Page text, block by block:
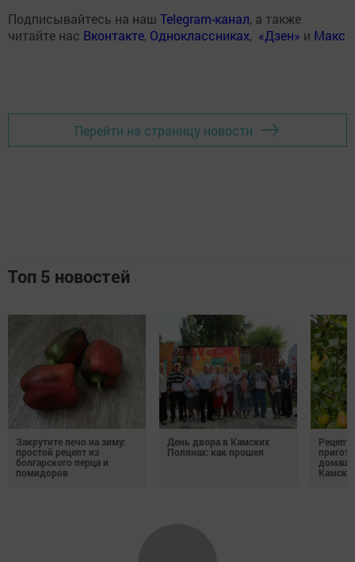
Подписывайтесь на наш Telegram-канал, а также
читайте нас Вконтакте, Одноклассниках, «Дзен» и Макс
Перейти на страницу новости
Топ 5 новостей
Закрутите лечо на зиму:
простой рецепт из
болгарского перца и
помидоров
День двора в Камских
Полянах: как прошел